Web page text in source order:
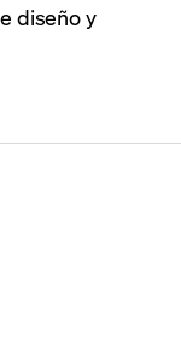
diseño y